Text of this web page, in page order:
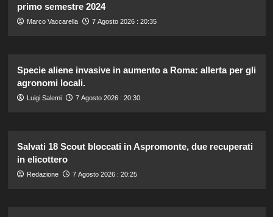
primo semestre 2024
Marco Vaccarella 7 Agosto 2026 : 20:35
Specie aliene invasive in aumento a Roma: allerta per gli
agronomi locali.
Luigi Salemi 7 Agosto 2026 : 20:30
Salvati 18 Scout bloccati in Aspromonte, due recuperati
in elicottero
Redazione 7 Agosto 2026 : 20:25